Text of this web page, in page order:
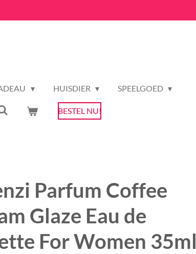
HUISDIER SPEELGOED
BESTEL NU!
Parfum Coffee
Glaze Eau de
For Women 35ml